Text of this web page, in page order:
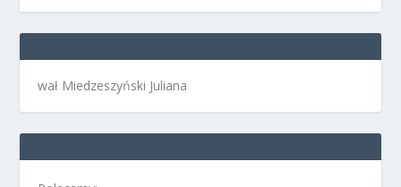
wał Miedzeszyński Juliana